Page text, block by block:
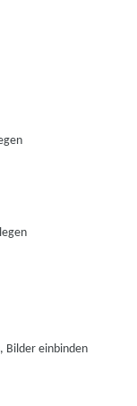
Bilder einbinden